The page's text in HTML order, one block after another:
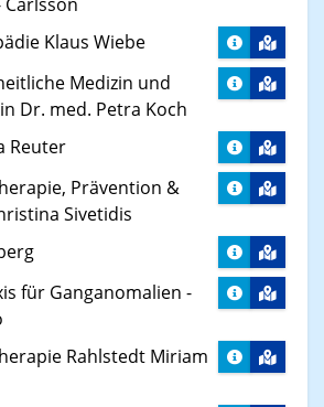
Klaus Wiebe
Medizin und
Dr. med. Petra Koch
Reuter
Prävention &
Sivetidis
für Ganganomalien -
Rahlstedt Miriam